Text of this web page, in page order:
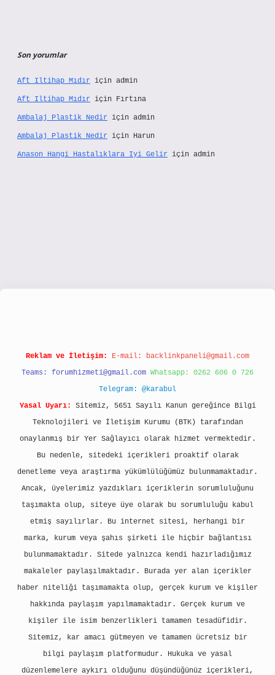
Son yorumlar
Aft Iltihap Mıdır için admin
Aft Iltihap Mıdır için Fırtına
Ambalaj Plastik Nedir için admin
Ambalaj Plastik Nedir için Harun
Anason Hangi Hastalıklara Iyi Gelir için admin
www.hiltonbetx.org/
Reklam ve İletişim: E-mail: backlinkpaneli@gmail.com
Teams: forumhizmeti@gmail.com Whatsapp: 0262 606 0 726
Telegram: @karabul
Yasal Uyarı:
Sitemiz, 5651 Sayılı Kanun gereğince Bilgi
Teknolojileri ve İletişim Kurumu (BTK) tarafından
onaylanmış bir Yer Sağlayıcı olarak hizmet vermektedir.
Bu nedenle, sitedeki içerikleri proaktif olarak
denetleme veya araştırma yükümlülüğümüz bulunmamaktadır.
Ancak, üyelerimiz yazdıkları içeriklerin sorumluluğunu
taşımakta olup, siteye üye olarak bu sorumluluğu kabul
etmiş sayılırlar. Bu internet sitesi, herhangi bir
marka, kurum veya şahıs şirketi ile hiçbir bağlantısı
bulunmamaktadır. Sitede yalnızca kendi hazırladığımız
makaleler paylaşılmaktadır. Burada yer alan içerikler
haber niteliği taşımamakta olup, gerçek kurum ve kişiler
hakkında paylaşım yapılmamaktadır. Gerçek kurum ve
kişiler ile isim benzerlikleri tamamen tesadüfidir.
Sitemiz, kar amacı gütmeyen ve tamamen ücretsiz bir
bilgi paylaşım platformudur. Hukuka ve yasal
düzenlemelere aykırı olduğunu düşündüğünüz içerikleri,